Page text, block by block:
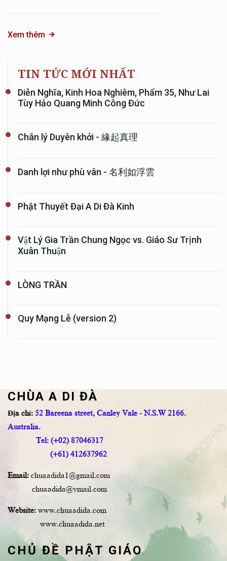
Xem thêm
TIN TỨC MỚI NHẤT
Diễn Nghĩa, Kinh Hoa Nghiêm, Phẩm 35, Như Lai
Tùy Hảo Quang Minh Công Đức
Chân lý Duyên khởi - 緣起真理
Danh lợi như phù vân - 名利如浮雲
Phật Thuyết Đại A Di Đà Kinh
Vật Lý Gia Trần Chung Ngọc vs. Giáo Sư Trịnh
Xuân Thuận
LÒNG TRẦN
Quy Mạng Lễ (version 2)
CHÙA A DI ĐÀ
Địa chỉ: 52 Bareena street, Canley Vale - N.S.W 2166.
Australia.
Tel: (+02) 87046317
(+61) 412637962
Email: chuaadida1@gmail.com
chuaadida@ymail.com
Website: www.chuaadida.com
www.chuaadida.net
CHỦ ĐỀ PHẬT GIÁO